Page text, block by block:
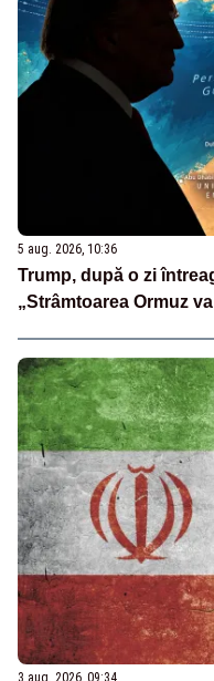
5 aug. 2026, 10:36
Trump, după o zi
„Strâmtoarea Ormuz
3 aug. 2026, 09:34